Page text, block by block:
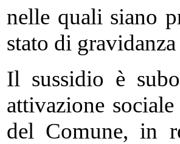
nelle quali siano
stato di gravidanza
Il sussidio è
attivazione
del Comune, in